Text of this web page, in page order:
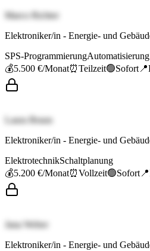
Marco Richter
Elektroniker/in - Energie- und
SPS-ProgrammierungAutomatisierung
💰5.500 €/Monat⏰Teilzeit🟢Sofort 📍
Laura Braun
Elektroniker/in - Energie- und
ElektrotechnikSchaltplanung
💰5.200 €/Monat⏰Vollzeit🟢Sofort 📍
Jana Weber
Elektroniker/in - Energie- und